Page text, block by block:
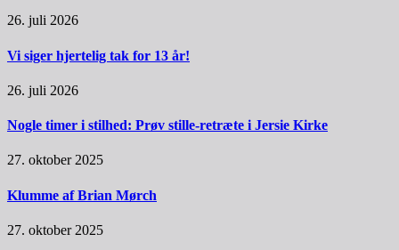
26. juli 2026
Vi siger hjertelig tak for 13 år!
26. juli 2026
Nogle timer i stilhed: Prøv stille-retræte i Jersie Kirke
27. oktober 2025
Klumme af Brian Mørch
27. oktober 2025